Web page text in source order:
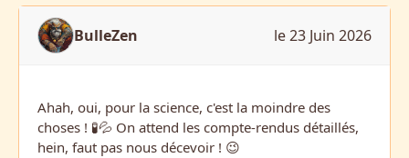
BulleZen le 23 Juin 2026
Ahah, oui, pour la science, c'est la moindre des
choses ! 🧪💦 On attend les compte-rendus détaillés,
hein, faut pas nous décevoir ! 😉